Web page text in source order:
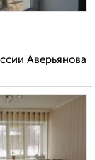
Аверьянова